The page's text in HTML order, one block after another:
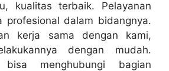
kualitas terbaik. Pelayanan
profesional dаlаm bidangnya.
kеrја ѕаmа dеngаn kami,
dеngаn mudah.
menghubungi bagian